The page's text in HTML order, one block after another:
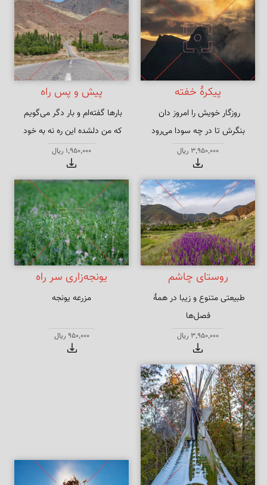
پیکرهٔ خفته
بنگرش تا در چه سودا می‌رود
3,950,000 ریال
پیش و پس راه
که من دلشده این ره نه به خود
می‌پویم
1,950,000 ریال
روستای چاشم
طبیعتی متنوع و زیبا در همهٔ
فصل‌ها
3,950,000 ریال
یونجه‌زاری سر راه
مزرعه یونجه
950,000 ریال